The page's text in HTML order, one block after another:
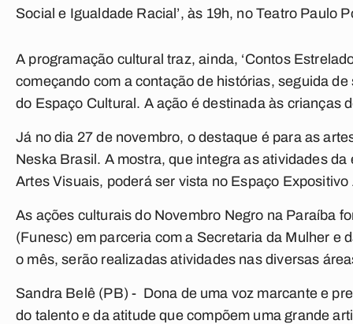
Social e Igualdade Racial’, às 19h, no Teatro Paulo
A programação cultural traz, ainda, ‘Contos
começando com a contação de histórias, seguida
do Espaço Cultural. A ação é destinada às crianças
Já no dia 27 de novembro, o destaque é para as
Neska Brasil. A mostra, que integra as atividades
Artes Visuais, poderá ser vista no Espaço
As ações culturais do Novembro Negro na Paraíba
(Funesc) em parceria com a Secretaria da Mulher e
o mês, serão realizadas atividades nas diversas
Sandra Belê (PB) - Dona de uma voz marcante e
do talento e da atitude que compõem uma grande